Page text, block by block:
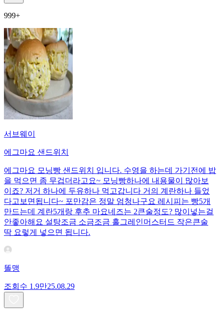
999+
서브웨이
에그마요 샌드위치
에그마요 모닝빵 샌드위치 입니다. 수영을 하는데 가기전에 밥
을 먹으면 좀 무겁더라고요~ 모닝빵하나에 내용물이 많아보
이죠? 저거 하나에 두유하나 먹고갑니다 거의 계란하나 들었
다고보면됩니다~ 포만감은 정말 엄청나구요 레시피는 빵5개
만드는데 계란5개랑 후추 마요네즈는 2큰술정도? 많이넣는걸
안좋아해요 설탕조금 소금조금 홀그레인머스터드 작은큰술
딱 요렇게 넣으면 됩니다.
똘맹
조회수 1.9만25.08.29